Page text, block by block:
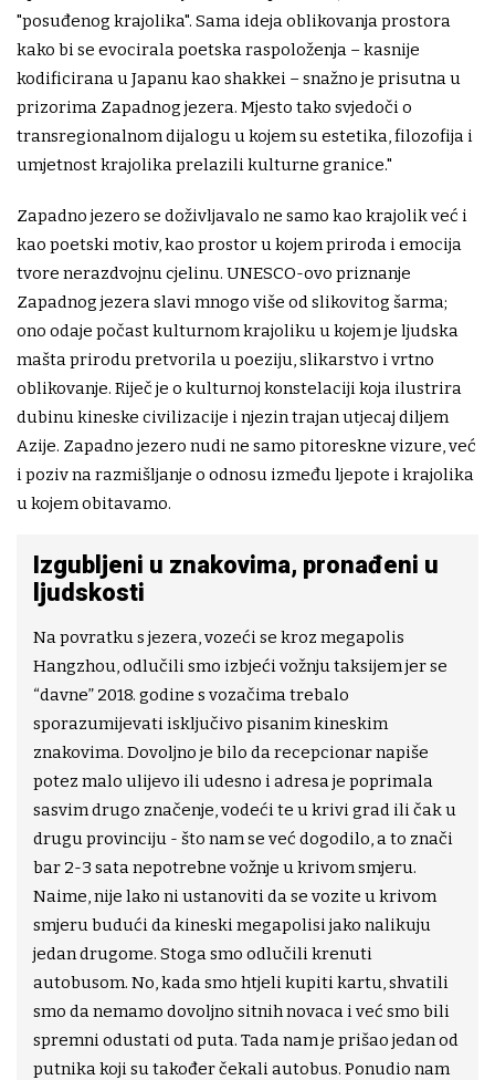
"posuđenog krajolika". Sama ideja oblikovanja prostora
kako bi se evocirala poetska raspoloženja – kasnije
kodificirana u Japanu kao shakkei – snažno je prisutna u
prizorima Zapadnog jezera. Mjesto tako svjedoči o
transregionalnom dijalogu u kojem su estetika, filozofija i
umjetnost krajolika prelazili kulturne granice."
Zapadno jezero se doživljavalo ne samo kao krajolik već i
kao poetski motiv, kao prostor u kojem priroda i emocija
tvore nerazdvojnu cjelinu. UNESCO-ovo priznanje
Zapadnog jezera slavi mnogo više od slikovitog šarma;
ono odaje počast kulturnom krajoliku u kojem je ljudska
mašta prirodu pretvorila u poeziju, slikarstvo i vrtno
oblikovanje. Riječ je o kulturnoj konstelaciji koja ilustrira
dubinu kineske civilizacije i njezin trajan utjecaj diljem
Azije. Zapadno jezero nudi ne samo pitoreskne vizure, već
i poziv na razmišljanje o odnosu između ljepote i krajolika
u kojem obitavamo.
Izgubljeni u znakovima, pronađeni u
ljudskosti
Na povratku s jezera, vozeći se kroz megapolis
Hangzhou, odlučili smo izbjeći vožnju taksijem jer se
“davne” 2018. godine s vozačima trebalo
sporazumijevati isključivo pisanim kineskim
znakovima. Dovoljno je bilo da recepcionar napiše
potez malo ulijevo ili udesno i adresa je poprimala
sasvim drugo značenje, vodeći te u krivi grad ili čak u
drugu provinciju - što nam se već dogodilo, a to znači
bar 2-3 sata nepotrebne vožnje u krivom smjeru.
Naime, nije lako ni ustanoviti da se vozite u krivom
smjeru budući da kineski megapolisi jako nalikuju
jedan drugome. Stoga smo odlučili krenuti
autobusom. No, kada smo htjeli kupiti kartu, shvatili
smo da nemamo dovoljno sitnih novaca i već smo bili
spremni odustati od puta. Tada nam je prišao jedan od
putnika koji su također čekali autobus. Ponudio nam